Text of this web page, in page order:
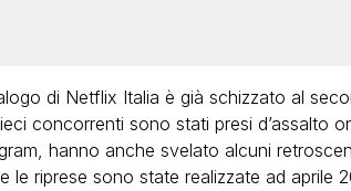
di Netflix Italia è già schizzato al
concorrenti sono stati presi d’assalto
hanno anche svelato alcuni
le riprese sono state realizzate ad aprile